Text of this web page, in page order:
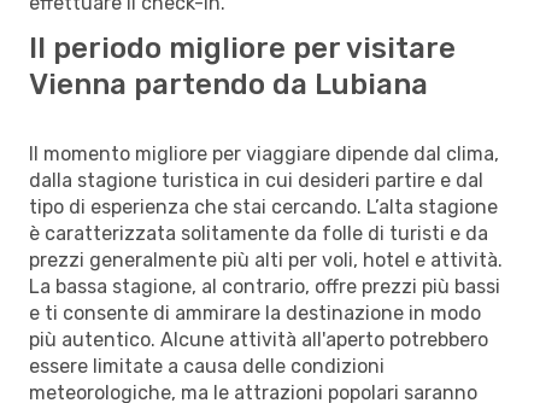
Il periodo migliore per visitare
Vienna partendo da Lubiana
Il momento migliore per viaggiare dipende dal clima,
dalla stagione turistica in cui desideri partire e dal
tipo di esperienza che stai cercando. L’alta stagione
è caratterizzata solitamente da folle di turisti e da
prezzi generalmente più alti per voli, hotel e attività.
La bassa stagione, al contrario, offre prezzi più bassi
e ti consente di ammirare la destinazione in modo
più autentico. Alcune attività all'aperto potrebbero
essere limitate a causa delle condizioni
meteorologiche, ma le attrazioni popolari saranno